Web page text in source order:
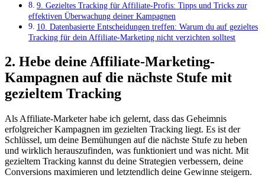
9.‌ Gezieltes ⁢Tracking für Affiliate-Profis: Tipps ⁤und Tricks ‍zur
effektiven Überwachung deiner Kampagnen
10.​ Datenbasierte Entscheidungen treffen: ⁤Warum​ du auf gezieltes​
Tracking für⁢ dein ‌Affiliate-Marketing ‌nicht verzichten solltest
2.‌ Hebe⁤ deine Affiliate-Marketing-
Kampagnen auf die nächste Stufe mit
gezieltem Tracking
Als Affiliate-Marketer habe ich gelernt, dass ⁢das Geheimnis
⁣erfolgreicher‌ Kampagnen im gezielten ​Tracking liegt.‍ Es⁢ ist der
Schlüssel, um deine ⁤Bemühungen auf die‌ nächste Stufe ​zu⁢ heben
und wirklich herauszufinden,​ was ​funktioniert und was​ nicht.⁤ Mit
gezieltem Tracking kannst⁤ du⁤ deine Strategien verbessern, deine
Conversions maximieren ​und letztendlich deine‍ Gewinne steigern.